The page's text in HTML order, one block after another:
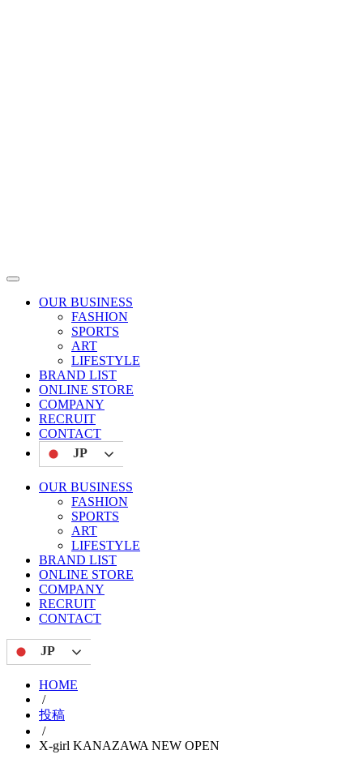
OUR BUSINESS
FASHION
SPORTS
ART
LIFESTYLE
BRAND LIST
ONLINE STORE
COMPANY
RECRUIT
CONTACT
JP
OUR BUSINESS
FASHION
SPORTS
ART
LIFESTYLE
BRAND LIST
ONLINE STORE
COMPANY
RECRUIT
CONTACT
JP
HOME
/
投稿
/
X-girl KANAZAWA NEW OPEN